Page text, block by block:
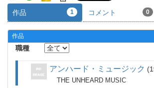
作品 1 コメント 0
作品
職種
アンハード・ミュージック
THE UNHEARD MUSIC